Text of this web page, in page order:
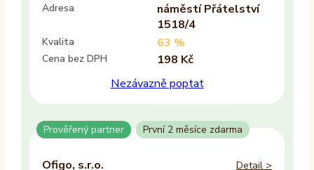
Ano
Ne
Recepce
Ano
Adresa
náměstí Přátelství
1518/4
Kvalita 63 %
Cena bez DPH
198 Kč
Nezávazně poptat
Prověřený partner První 2 měsíce zdarma
Ofigo, s.r.o.
Detail >